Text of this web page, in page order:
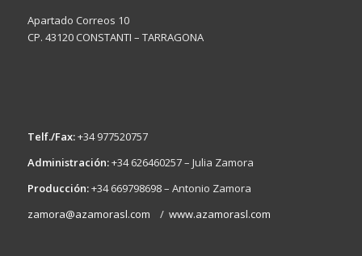
Apartado Correos 10
CP. 43120 CONSTANTI – TARRAGONA
Telf./Fax:+34 977520757
Administración:+34 626460257 – Julia Zamora
Producción:+34 669798698 – Antonio Zamora
zamora@azamorasl.com / www.azamorasl.com